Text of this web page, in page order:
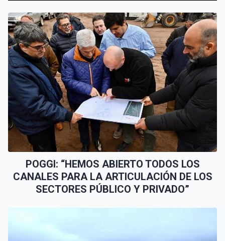
POGGI: “HEMOS ABIERTO TODOS LOS
CANALES PARA LA ARTICULACIÓN DE LOS
SECTORES PÚBLICO Y PRIVADO”